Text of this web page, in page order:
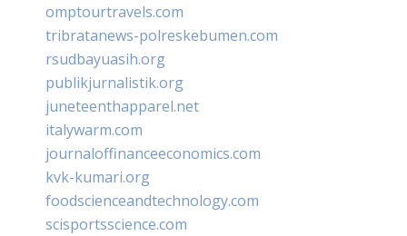
omptourtravels.com
tribratanews-polreskebumen.com
rsudbayuasih.org
publikjurnalistik.org
juneteenthapparel.net
italywarm.com
journaloffinanceeconomics.com
kvk-kumari.org
foodscienceandtechnology.com
scisportsscience.com